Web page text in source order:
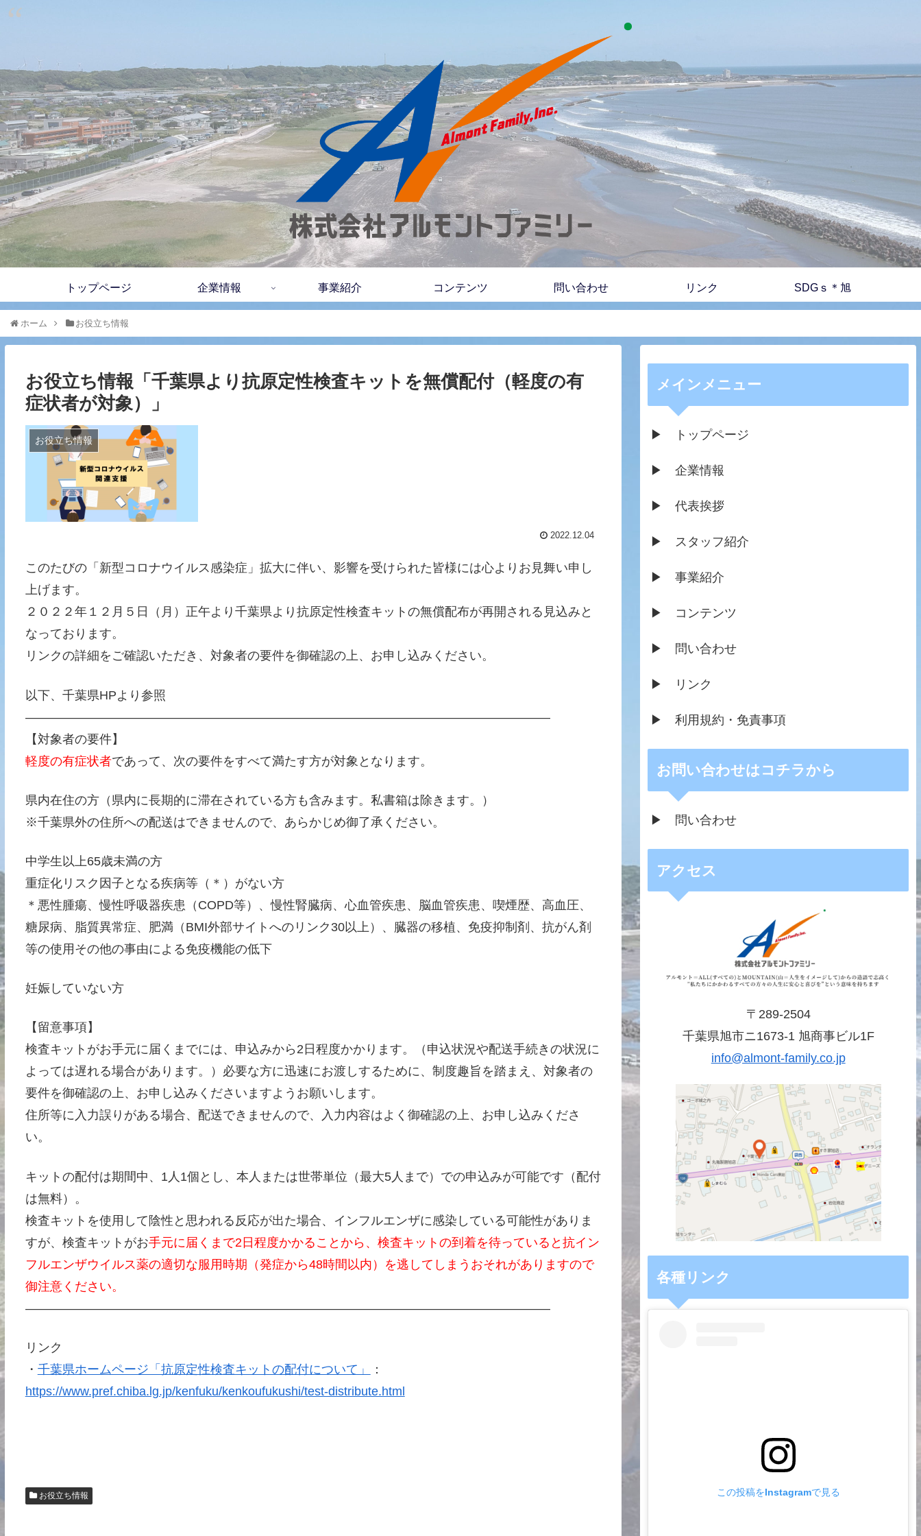
トップページ 企業情報 事業紹介 コンテンツ 問い合わせ リンク SDGｓ＊旭
ホーム お役立ち情報
お役立ち情報「千葉県より抗原定性検査キットを無償配付（軽度の有
症状者が対象）」
お役立ち情報
2022.12.04
このたびの「新型コロナウイルス感染症」拡大に伴い、影響を受けられた皆様には心よりお見舞い申し
上げます。
２０２２年１２月５日（月）正午より千葉県より抗原定性検査キットの無償配布が再開される見込みと
なっております。
リンクの詳細をご確認いただき、対象者の要件を御確認の上、お申し込みください。
以下、千葉県HPより参照
——————————————————————————————————————————–
【対象者の要件】
軽度の有症状者であって、次の要件をすべて満たす方が対象となります。
県内在住の方（県内に長期的に滞在されている方も含みます。私書箱は除きます。）
※千葉県外の住所への配送はできませんので、あらかじめ御了承ください。
中学生以上65歳未満の方
重症化リスク因子となる疾病等（＊）がない方
＊悪性腫瘍、慢性呼吸器疾患（COPD等）、慢性腎臓病、心血管疾患、脳血管疾患、喫煙歴、高血圧、
糖尿病、脂質異常症、肥満（BMI外部サイトへのリンク30以上）、臓器の移植、免疫抑制剤、抗がん剤
等の使用その他の事由による免疫機能の低下
妊娠していない方
【留意事項】
検査キットがお手元に届くまでには、申込みから2日程度かかります。（申込状況や配送手続きの状況に
よっては遅れる場合があります。）必要な方に迅速にお渡しするために、制度趣旨を踏まえ、対象者の
要件を御確認の上、お申し込みくださいますようお願いします。
住所等に入力誤りがある場合、配送できませんので、入力内容はよく御確認の上、お申し込みくださ
い。
キットの配付は期間中、1人1個とし、本人または世帯単位（最大5人まで）での申込みが可能です（配付
は無料）。
検査キットを使用して陰性と思われる反応が出た場合、インフルエンザに感染している可能性がありま
すが、検査キットがお手元に届くまで2日程度かかることから、検査キットの到着を待っていると抗イン
フルエンザウイルス薬の適切な服用時期（発症から48時間以内）を逃してしまうおそれがありますので
御注意ください。
——————————————————————————————————————————–
リンク
・ 千葉県ホームページ「抗原定性検査キットの配付について」
：
https://www.pref.chiba.lg.jp/kenfuku/kenkoufukushi/test-distribute.html
お役立ち情報
メインメニュー
▶ トップページ
▶ 企業情報
▶ 代表挨拶
▶ スタッフ紹介
▶ 事業紹介
▶ コンテンツ
▶ 問い合わせ
▶ リンク
▶ 利用規約・免責事項
お問い合わせはコチラから
▶ 問い合わせ
アクセス
〒289-2504
千葉県旭市ニ1673-1 旭商事ビル1F
info@almont-family.co.jp
各種リンク
この投稿をInstagramで見る